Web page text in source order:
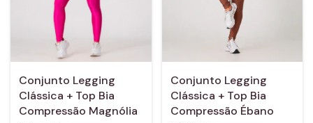
Conjunto Legging
Clássica + Top Bia
Compressão Magnólia
Conjunto Legging
Clássica + Top Bia
Compressão Ébano